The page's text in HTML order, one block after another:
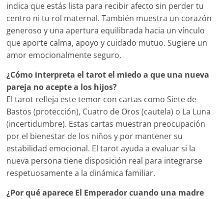
indica que estás lista para recibir afecto sin perder tu
centro ni tu rol maternal. También muestra un corazón
generoso y una apertura equilibrada hacia un vínculo
que aporte calma, apoyo y cuidado mutuo. Sugiere un
amor emocionalmente seguro.
¿Cómo interpreta el tarot el miedo a que una nueva
pareja no acepte a los hijos?
El tarot refleja este temor con cartas como Siete de
Bastos (protección), Cuatro de Oros (cautela) o La Luna
(incertidumbre). Estas cartas muestran preocupación
por el bienestar de los niños y por mantener su
estabilidad emocional. El tarot ayuda a evaluar si la
nueva persona tiene disposición real para integrarse
respetuosamente a la dinámica familiar.
¿Por qué aparece El Emperador cuando una madre